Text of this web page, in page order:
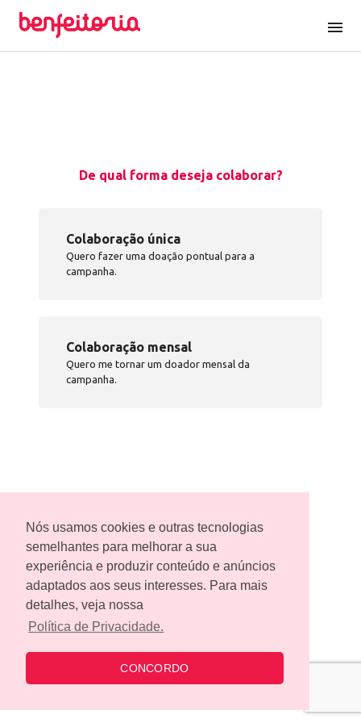
Nós usamos cookies e outras tecnologias
semelhantes para melhorar a sua
experiência e produzir conteúdo e anúncios
adaptados aos seus interesses. Para mais
detalhes, veja nossa
Política de Privacidade.
CONCORDO
menu
De qual forma deseja colaborar?
Colaboração única
Quero fazer uma doação pontual para a
campanha.
Colaboração mensal
Quero me tornar um doador mensal da
campanha.